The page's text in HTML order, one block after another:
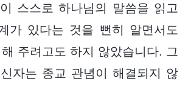
스스로 하나님의 말씀을 읽고
가 있다는 것을 뻔히 알면서도
주려고도 하지 않았습니다. 그
자는 종교 관념이 해결되지 않